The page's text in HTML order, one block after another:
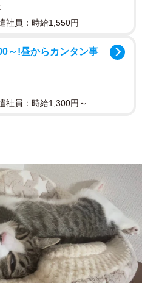
社員：時給1,550円
～!昼からカンタン事
社員：時給1,300円～